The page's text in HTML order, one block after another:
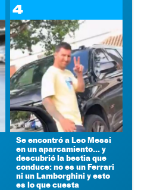
4
Se encontró a Leo Messi
en un aparcamiento... y
descubrió la bestia que
conduce: no es un Ferrari
ni un Lamborghini y esto
es lo que cuesta